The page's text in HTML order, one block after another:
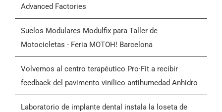
Productos
Quiénes somos
Blog
Contactar
Suelo Modulfix para Pavimentos Industriales – Feria
Advanced Factories
Suelos Modulares Modulfix para Taller de
Motocicletas - Feria MOTOH! Barcelona
Volvemos al centro terapéutico Pro·Fit a recibir
feedback del pavimento vinílico antihumedad Anhidro